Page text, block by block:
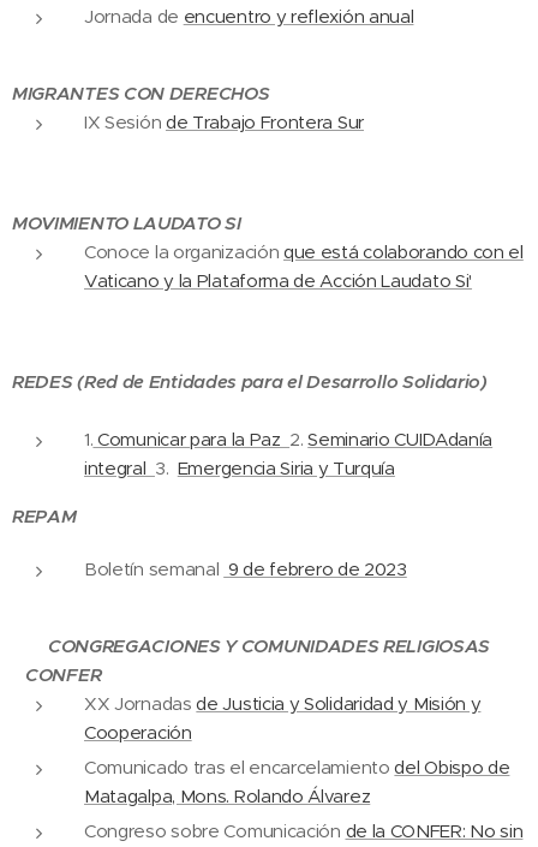
Jornada de encuentro y reflexión anual
MIGRANTES CON DERECHOS
IX Sesión de Trabajo Frontera Sur
MOVIMIENTO LAUDATO SI
Conoce la organización que está colaborando con el
Vaticano y la Plataforma de Acción Laudato Si'
REDES (Red de Entidades para el Desarrollo Solidario)
1. Comunicar para la Paz 2.Seminario CUIDAdanía
integral 3. Emergencia Siria y Turquía
REPAM
Boletín semanal 9 de febrero de 2023
CONGREGACIONES Y COMUNIDADES RELIGIOSAS
CONFER
XX Jornadas de Justicia y Solidaridad y Misión y
Cooperación
Comunicado tras el encarcelamiento del Obispo de
Matagalpa, Mons. Rolando Álvarez
Congreso sobre Comunicación de la CONFER: No sin